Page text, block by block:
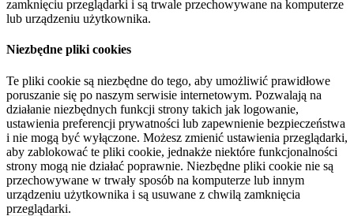
zamknięciu przeglądarki i są trwale przechowywane na komputerze
lub urządzeniu użytkownika.
Niezbędne pliki cookies
Te pliki cookie są niezbędne do tego, aby umożliwić prawidłowe
poruszanie się po naszym serwisie internetowym. Pozwalają na
działanie niezbędnych funkcji strony takich jak logowanie,
ustawienia preferencji prywatności lub zapewnienie bezpieczeństwa
i nie mogą być wyłączone. Możesz zmienić ustawienia przeglądarki,
aby zablokować te pliki cookie, jednakże niektóre funkcjonalności
strony mogą nie działać poprawnie. Niezbędne pliki cookie nie są
przechowywane w trwały sposób na komputerze lub innym
urządzeniu użytkownika i są usuwane z chwilą zamknięcia
przeglądarki.